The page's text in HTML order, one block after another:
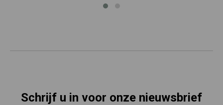
Schrijf u in voor onze nieuwsbrief